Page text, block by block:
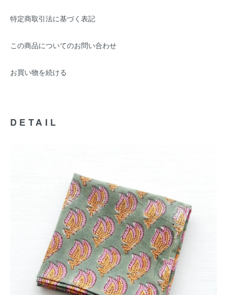
特定商取引法に基づく表記
この商品についてのお問い合わせ
お買い物を続ける
DETAIL